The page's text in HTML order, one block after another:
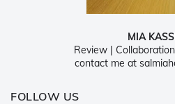
MIA
Review |
contact me at
FOLLOW US